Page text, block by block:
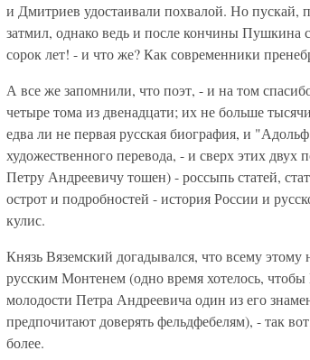
и Дмитриев удостаивали похвалой. Но пускай,
затмил, однако ведь и после кончины Пушкина
сорок лет! - и что же? Как современники
А все же запомнили, что поэт, - и на том
четыре тома из двенадцати; их не больше
едва ли не первая русская биография, и
художественного перевода, - и сверх этих
Петру Андреевичу тошен) - россыпь статей,
острот и подробностей - история России и
кулис.
Князь Вяземский догадывался, что всему
русским Монтенем (одно время хотелось,
молодости Петра Андреевича один из его
предпочитают доверять фельдфебелям), - так
более.